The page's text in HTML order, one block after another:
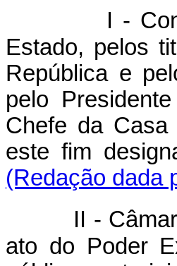
I -
Estado, pelos
República e
pelo
Chefe da
este fim
(Redação dada
II -
ato do Poder